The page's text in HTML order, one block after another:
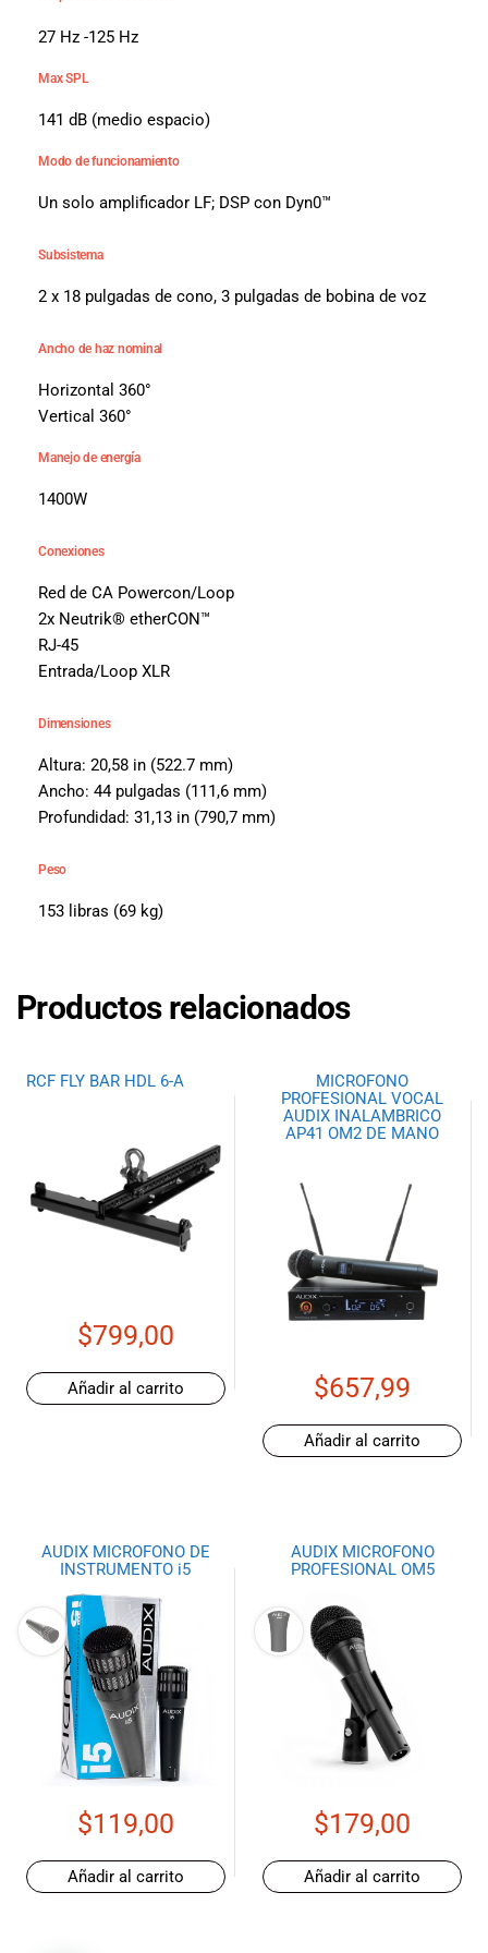
27 Hz -125 Hz
Max SPL
141 dB (medio espacio)
Modo de funcionamiento
Un solo amplificador LF; DSP con Dyn0™
Subsistema
2 x 18 pulgadas de cono, 3 pulgadas de bobina de voz
Ancho de haz nominal
Horizontal 360°
Vertical 360°
Manejo de energía
1400W
Conexiones
Red de CA Powercon/Loop
2x Neutrik® etherCON™
RJ-45
Entrada/Loop XLR
Dimensiones
Altura: 20,58 in (522.7 mm)
Ancho: 44 pulgadas (111,6 mm)
Profundidad: 31,13 in (790,7 mm)
Peso
153 libras (69 kg)
Productos relacionados
RCF FLY BAR HDL 6-A
$799,00
Añadir al carrito
MICROFONO
PROFESIONAL VOCAL
AUDIX INALAMBRICO
AP41 OM2 DE MANO
$657,99
Añadir al carrito
AUDIX MICROFONO DE
INSTRUMENTO i5
$119,00
Añadir al carrito
AUDIX MICROFONO
PROFESIONAL OM5
$179,00
Añadir al carrito